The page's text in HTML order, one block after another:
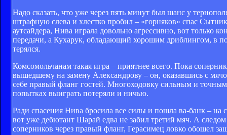
Надо сказать, что уже через пять минут был шанс у
штрафную слева и хлестко пробил – «горняков» спас
аутсайдера, Нива играла довольно агрессивно, вот только
передачи, а Кухарук, обладающий хорошим дриблингом, в
терялся.
Комсомольчанам такая игра – приятнее всего. Пока
вышедшему на замену Александрову – он, оказавшись с
себе правый фланг гостей. Многоходовку сильным и
попытках выиграть потеряли и ничью.
Ради спасения Нива бросила все силы и пошла ва-банк – на
вот уже дебютант Шарай едва не забил третий мяч. А
соперников через правый фланг, Герасимец ловко обошел